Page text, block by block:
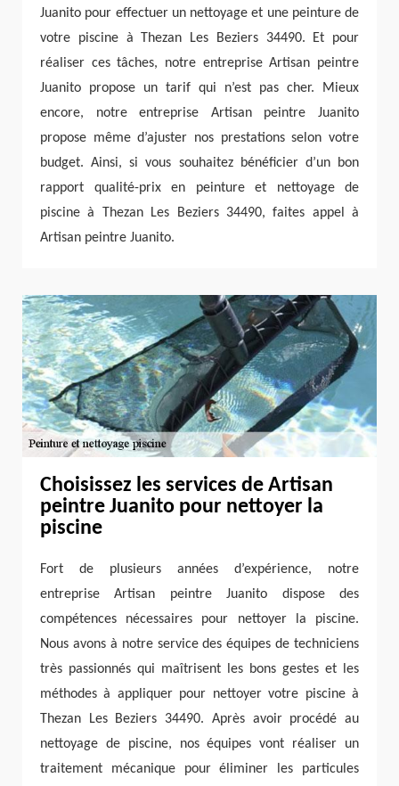
Juanito pour effectuer un nettoyage et une peinture de
votre piscine à Thezan Les Beziers 34490. Et pour
réaliser ces tâches, notre entreprise Artisan peintre
Juanito propose un tarif qui n’est pas cher. Mieux
encore, notre entreprise Artisan peintre Juanito
propose même d’ajuster nos prestations selon votre
budget. Ainsi, si vous souhaitez bénéficier d’un bon
rapport qualité-prix en peinture et nettoyage de
piscine à Thezan Les Beziers 34490, faites appel à
Artisan peintre Juanito.
Choisissez les services de Artisan
peintre Juanito pour nettoyer la
piscine
Fort de plusieurs années d’expérience, notre
entreprise Artisan peintre Juanito dispose des
compétences nécessaires pour nettoyer la piscine.
Nous avons à notre service des équipes de techniciens
très passionnés qui maîtrisent les bons gestes et les
méthodes à appliquer pour nettoyer votre piscine à
Thezan Les Beziers 34490. Après avoir procédé au
nettoyage de piscine, nos équipes vont réaliser un
traitement mécanique pour éliminer les particules